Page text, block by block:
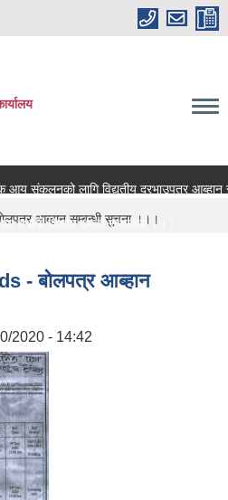
संकलनको लागि विद्युतीय दरभाउपत्र आब्हान
स्थायी शिक्षक सरुवा सम्बन्धमा ।।।
आब्हान सम्बन्धी सुचना ।।।
- बाेलपत्र आब्हान
2020 - 14:42